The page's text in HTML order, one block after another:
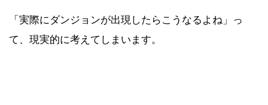
「実際にダンジョンが出現したらこうなるよね」っ
て、現実的に考えてしまいます。